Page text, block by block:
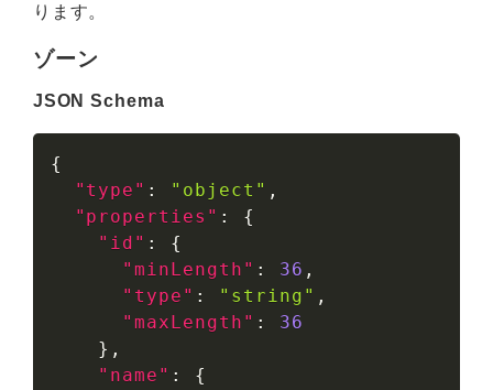
ります。
ゾーン
JSON Schema
{
"type" : "object" ,
"properties" :
{
"id" :
{
"minLength" : 36 ,
"type" : "string" ,
"maxLength" :
36
} ,
"name" :
{